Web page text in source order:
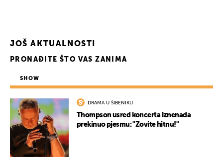
JOŠ AKTUALNOSTI
PRONAĐITE ŠTO VAS ZANIMA
SHOW
DRAMA U ŠIBENIKU
Thompson usred koncerta iznenada
prekinuo pjesmu: "Zovite hitnu!"